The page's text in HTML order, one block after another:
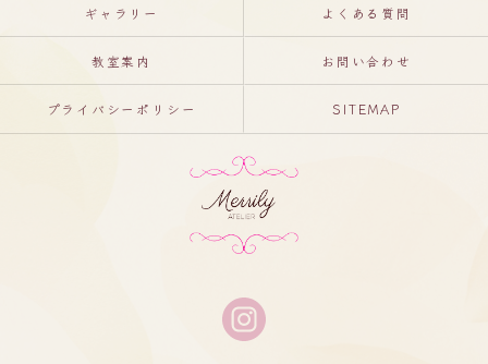
ギャラリー よくある質問
教室案内 お問い合わせ
プライバシーポリシー SITEMAP